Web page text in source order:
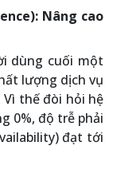
Nâng cao
dùng cuối một
lượng dịch vụ
Vì thế đòi hỏi hệ
0%, độ trễ phải
đạt tới